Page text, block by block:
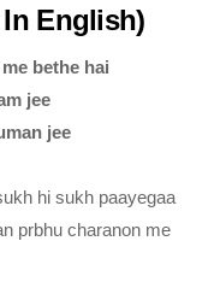
English)
bethe hai
jee
jee
hi sukh paayegaa
prbhu charanon me